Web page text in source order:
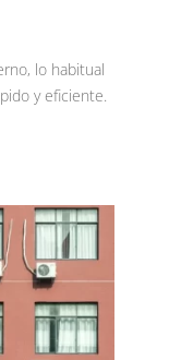
lo habitual
y eficiente.